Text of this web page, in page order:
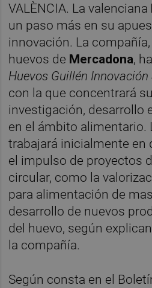
VALÈNCIA. La valenciana
un paso más en su
innovación. La
huevos de Mercadona,
Huevos Guillén Innovación
con la que concentrará
investigación, desarrollo
en el ámbito alimentario.
trabajará inicialmente en
el impulso de proyectos
circular, como la
para alimentación de
desarrollo de nuevos
del huevo, según
la compañía.
Según consta en el